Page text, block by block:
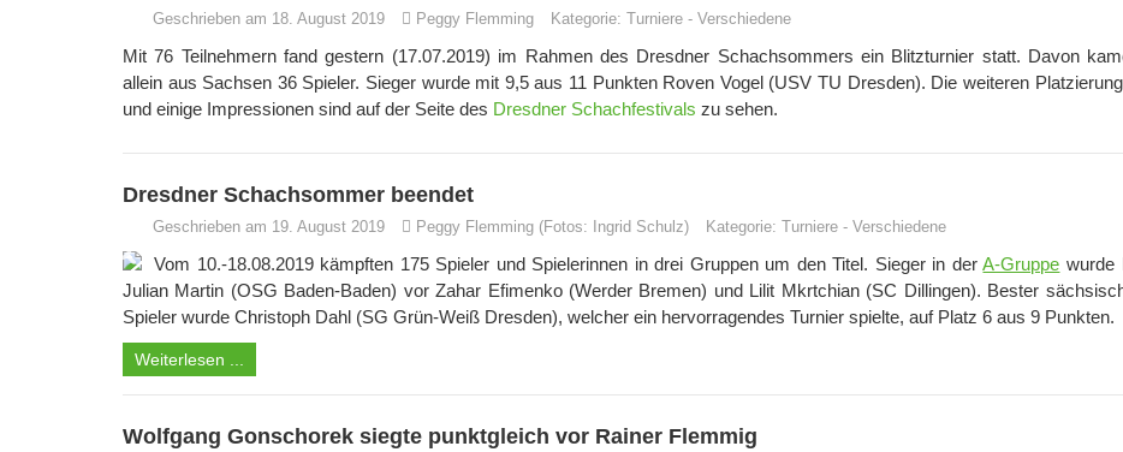
Geschrieben am 18. August 2019 Peggy Flemming Kategorie: Turniere - Verschiedene
Mit 76 Teilnehmern fand gestern (17.07.2019) im Rahmen des Dresdner Schachsommers ein Blitzturnier statt. Davon
allein aus Sachsen 36 Spieler. Sieger wurde mit 9,5 aus 11 Punkten Roven Vogel (USV TU Dresden). Die weiteren
und einige Impressionen sind auf der Seite des Dresdner Schachfestivals zu sehen.
Dresdner Schachsommer beendet
Geschrieben am 19. August 2019 Peggy Flemming (Fotos: Ingrid Schulz) Kategorie: Turniere - Verschiedene
Vom 10.-18.08.2019 kämpften 175 Spieler und Spielerinnen in drei Gruppen um den Titel. Sieger in derA-Gruppe wurde
Julian Martin (OSG Baden-Baden) vor Zahar Efimenko (Werder Bremen) und Lilit Mkrtchian (SC Dillingen). Bester
Spieler wurde Christoph Dahl (SG Grün-Weiß Dresden), welcher ein hervorragendes Turnier spielte, auf Platz 6 aus 9 Punkten.
Weiterlesen ...
Wolfgang Gonschorek siegte punktgleich vor Rainer Flemmig